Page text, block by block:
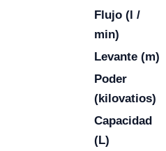
Flujo (l /
min)
Levante (m)
Poder
(kilovatios)
Capacidad
(L)